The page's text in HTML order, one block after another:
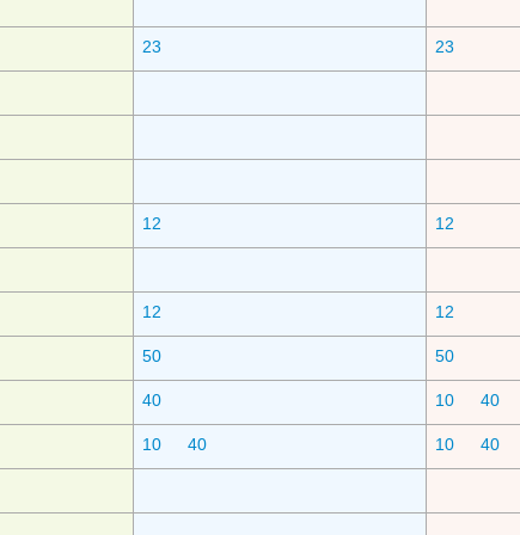
23 23
12 12
12 12
50 50
40 10 40
10 40 10 40